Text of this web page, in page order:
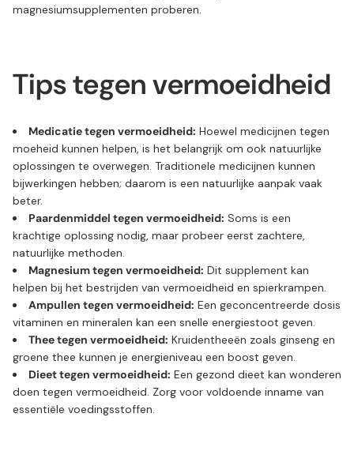
magnesiumsupplementen proberen.
Tips tegen vermoeidheid
Medicatie tegen vermoeidheid: Hoewel medicijnen tegen
moeheid kunnen helpen, is het belangrijk om ook natuurlijke
oplossingen te overwegen. Traditionele medicijnen kunnen
bijwerkingen hebben; daarom is een natuurlijke aanpak vaak
beter.
Paardenmiddel tegen vermoeidheid: Soms is een
krachtige oplossing nodig, maar probeer eerst zachtere,
natuurlijke methoden.
Magnesium tegen vermoeidheid: Dit supplement kan
helpen bij het bestrijden van vermoeidheid en spierkrampen.
Ampullen tegen vermoeidheid: Een geconcentreerde dosis
vitaminen en mineralen kan een snelle energiestoot geven.
Thee tegen vermoeidheid: Kruidentheeën zoals ginseng en
groene thee kunnen je energieniveau een boost geven.
Dieet tegen vermoeidheid: Een gezond dieet kan wonderen
doen tegen vermoeidheid. Zorg voor voldoende inname van
essentiële voedingsstoffen.